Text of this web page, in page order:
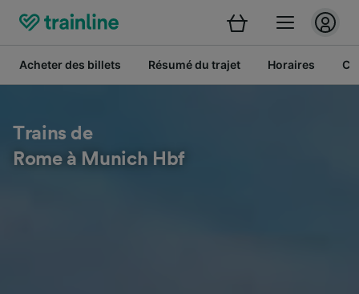
Acheter des billets Résumé du trajet Horaires
Trains de
Rome à Munich Hbf